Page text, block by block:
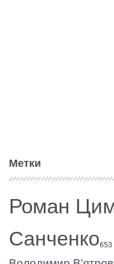
Метки
Роман
Санченко653